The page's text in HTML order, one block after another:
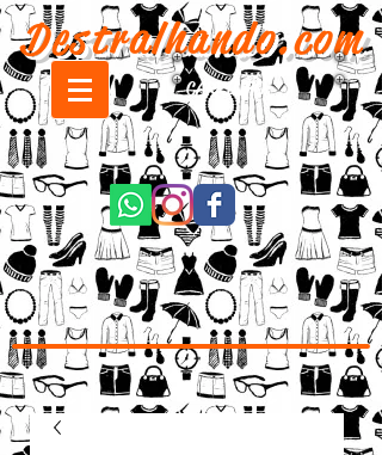
Destralhando.com
CARRINHO: